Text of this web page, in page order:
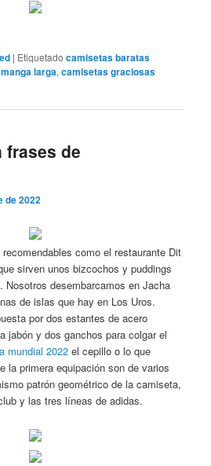
| Etiquetado camisetas baratas
larga,camisetas graciosas
frases de
de 2022
como el restaurante Dit
sirven unos bizcochos y puddings
Nosotros desembarcamos en Jacha
de islas que hay en Los Uros.
por dos estantes de acero
jabón y dos ganchos para colgar el
mundial 2022 el cepillo o lo que
la primera equipación son de varios
patrón geométrico de la camiseta,
y las tres líneas de adidas.